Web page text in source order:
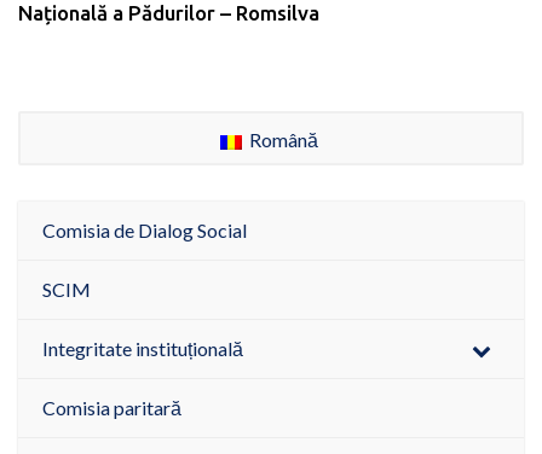
Națională a Pădurilor – Romsilva
Română
Comisia de Dialog Social
SCIM
Integritate instituțională
Comisia paritară